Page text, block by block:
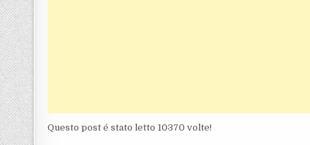
Questo post é stato letto 10370 volte!